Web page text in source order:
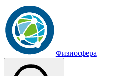
Физиосфера